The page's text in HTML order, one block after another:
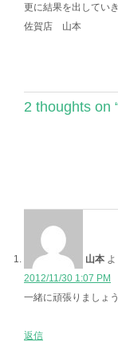
更に結果を出してい
佐賀店 山本
2 thoughts on
山本
2012/11/30 1:07 PM
一緒に頑張りましょ
返信